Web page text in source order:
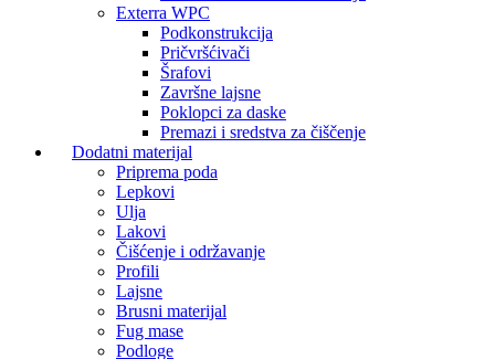
Exterra WPC
Podkonstrukcija
Pričvršćivači
Šrafovi
Završne lajsne
Poklopci za daske
Premazi i sredstva za čiščenje
Dodatni materijal
Priprema poda
Lepkovi
Ulja
Lakovi
Čišćenje i održavanje
Profili
Lajsne
Brusni materijal
Fug mase
Podloge